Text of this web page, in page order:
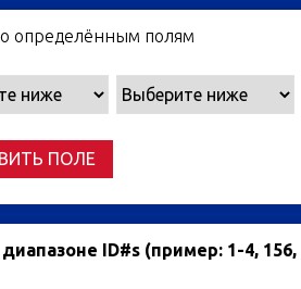
определённым полям
ПОЛЕ
ID#s (пример: 1-4, 156,